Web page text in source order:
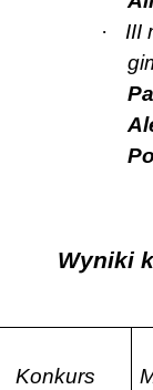
·
III
Wyniki
Konkurs